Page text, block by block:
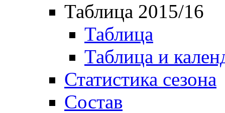
Таблица 2015/16
Таблица
Таблица и
Статистика сезона
Состав